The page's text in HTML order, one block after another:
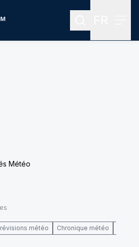
Rechercher
Météo
météo Chronique météo